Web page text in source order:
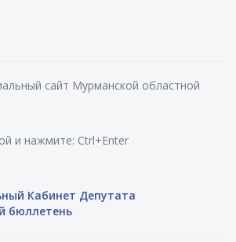
сайт Мурманской областной
и нажмите: Ctrl+Enter
Кабинет Депутата
бюллетень